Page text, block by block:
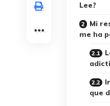
Lee?
Mi
me ha
que